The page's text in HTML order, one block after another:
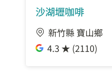
沙湖壢咖啡
新竹縣 寶山鄉
4.3 ★ (2110)